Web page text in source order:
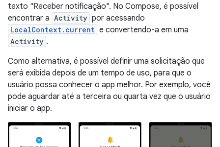
texto "Receber notificação". No Compose, é possível
encontrar a Activity por acessando
LocalContext.current e convertendo-a em uma
Activity .
Como alternativa, é possível definir uma solicitação que
será exibida depois de um tempo de uso, para que o
usuário possa conhecer o app melhor. Por exemplo, você
pode aguardar até a terceira ou quarta vez que o usuário
iniciar o app.